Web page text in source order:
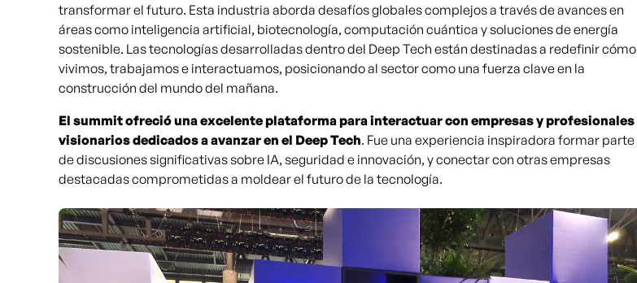
transformar el futuro. Esta industria aborda desafíos globales complejos a través de avances en
áreas como inteligencia artificial, biotecnología, computación cuántica y soluciones de energía
sostenible. Las tecnologías desarrolladas dentro del Deep Tech están destinadas a redefinir cómo
vivimos, trabajamos e interactuamos, posicionando al sector como una fuerza clave en la
construcción del mundo del mañana.
El summit ofreció una excelente plataforma para interactuar con empresas y profesionales
visionarios dedicados a avanzar en el Deep Tech. Fue una experiencia inspiradora formar parte
de discusiones significativas sobre IA, seguridad e innovación, y conectar con otras empresas
destacadas comprometidas a moldear el futuro de la tecnología.